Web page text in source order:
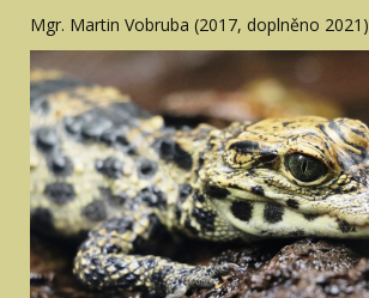
Mgr. Martin Vobruba (2017, doplněno 2021)